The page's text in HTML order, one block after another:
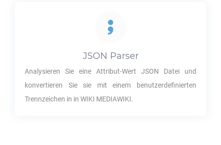
JSON Parser
Analysieren Sie eine Attribut-Wert JSON Datei und
konvertieren Sie sie mit einem benutzerdefinierten
Trennzeichen in in WIKI MEDIAWIKI.